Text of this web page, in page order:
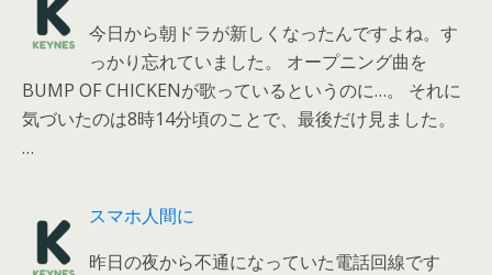
今日から朝ドラが新しくなったんですよね。す
っかり忘れていました。 オープニング曲を
BUMP OF CHICKENが歌っているというのに…。 それに
気づいたのは8時14分頃のことで、最後だけ見ました。
…
スマホ人間に
昨日の夜から不通になっていた電話回線です